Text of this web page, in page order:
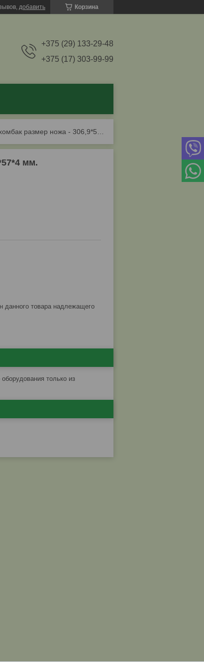
Корзина
добавить
+375 (29) 133-29-48
+375 (17) 303-99-99
мм.
только из